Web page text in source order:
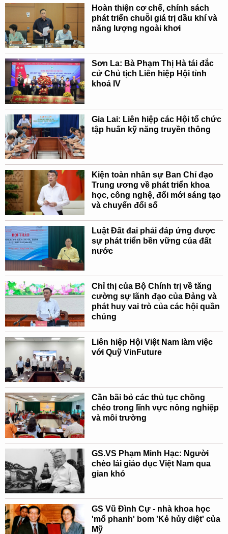
Hoàn thiện cơ chế, chính sách
phát triển chuỗi giá trị dầu khí và
năng lượng ngoài khơi
Sơn La: Bà Phạm Thị Hà tái đắc
cử Chủ tịch Liên hiệp Hội tỉnh
khoá IV
Gia Lai: Liên hiệp các Hội tổ chức
tập huấn kỹ năng truyền thông
Kiện toàn nhân sự Ban Chỉ đạo
Trung ương về phát triển khoa
học, công nghệ, đổi mới sáng tạo
và chuyển đổi số
Luật Đất đai phải đáp ứng được
sự phát triển bền vững của đất
nước
Chỉ thị của Bộ Chính trị về tăng
cường sự lãnh đạo của Đảng và
phát huy vai trò của các hội quần
chúng
Liên hiệp Hội Việt Nam làm việc
với Quỹ VinFuture
Cần bãi bỏ các thủ tục chồng
chéo trong lĩnh vực nông nghiệp
và môi trường
GS.VS Phạm Minh Hạc: Người
chèo lái giáo dục Việt Nam qua
gian khó
GS Vũ Đình Cự - nhà khoa học
'mổ phanh' bom 'Kẻ hủy diệt' của
Mỹ